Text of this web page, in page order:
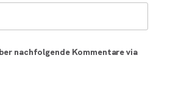
nachfolgende Kommentare via